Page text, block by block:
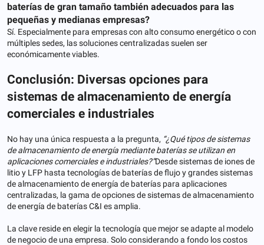
baterías de gran tamaño también adecuados para las
pequeñas y medianas empresas?
Sí. Especialmente para empresas con alto consumo energético o con
múltiples sedes, las soluciones centralizadas suelen ser
económicamente viables.
Conclusión: Diversas opciones para
sistemas de almacenamiento de energía
comerciales e industriales
No hay una única respuesta a la pregunta, “¿Qué tipos de sistemas
de almacenamiento de energía mediante baterías se utilizan en
aplicaciones comerciales e industriales?”Desde sistemas de iones de
litio y LFP hasta tecnologías de baterías de flujo y grandes sistemas
de almacenamiento de energía de baterías para aplicaciones
centralizadas, la gama de opciones de sistemas de almacenamiento
de energía de baterías C&I es amplia.
La clave reside en elegir la tecnología que mejor se adapte al modelo
de negocio de una empresa. Solo considerando a fondo los costos